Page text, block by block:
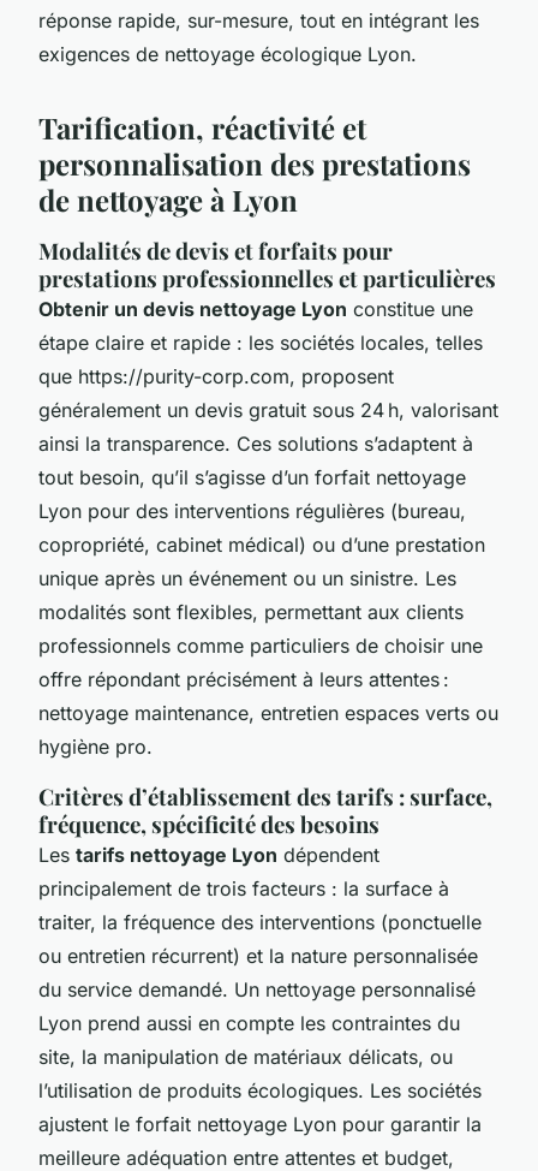
réponse rapide, sur-mesure, tout en intégrant les
exigences de nettoyage écologique Lyon.
Tarification, réactivité et
personnalisation des prestations
de nettoyage à Lyon
Modalités de devis et forfaits pour
prestations professionnelles et particulières
Obtenir un devis nettoyage Lyon constitue une
étape claire et rapide : les sociétés locales, telles
que https://purity-corp.com, proposent
généralement un devis gratuit sous 24 h, valorisant
ainsi la transparence. Ces solutions s’adaptent à
tout besoin, qu’il s’agisse d’un forfait nettoyage
Lyon pour des interventions régulières (bureau,
copropriété, cabinet médical) ou d’une prestation
unique après un événement ou un sinistre. Les
modalités sont flexibles, permettant aux clients
professionnels comme particuliers de choisir une
offre répondant précisément à leurs attentes :
nettoyage maintenance, entretien espaces verts ou
hygiène pro.
Critères d’établissement des tarifs : surface,
fréquence, spécificité des besoins
Les tarifs nettoyage Lyon dépendent
principalement de trois facteurs : la surface à
traiter, la fréquence des interventions (ponctuelle
ou entretien récurrent) et la nature personnalisée
du service demandé. Un nettoyage personnalisé
Lyon prend aussi en compte les contraintes du
site, la manipulation de matériaux délicats, ou
l’utilisation de produits écologiques. Les sociétés
ajustent le forfait nettoyage Lyon pour garantir la
meilleure adéquation entre attentes et budget,